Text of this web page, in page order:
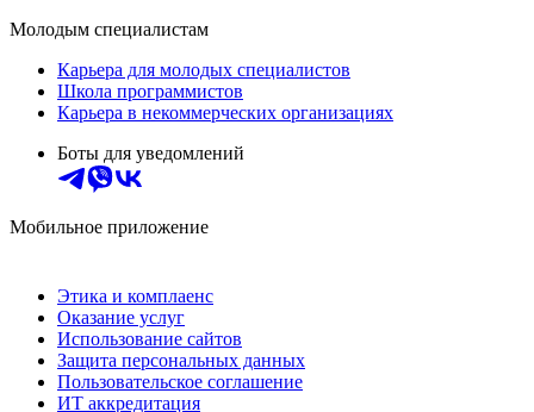
Молодым специалистам
Карьера для молодых специалистов
Школа программистов
Карьера в некоммерческих организациях
Боты для уведомлений
Мобильное приложение
Этика и комплаенс
Оказание услуг
Использование сайтов
Защита персональных данных
Пользовательское соглашение
ИТ аккредитация